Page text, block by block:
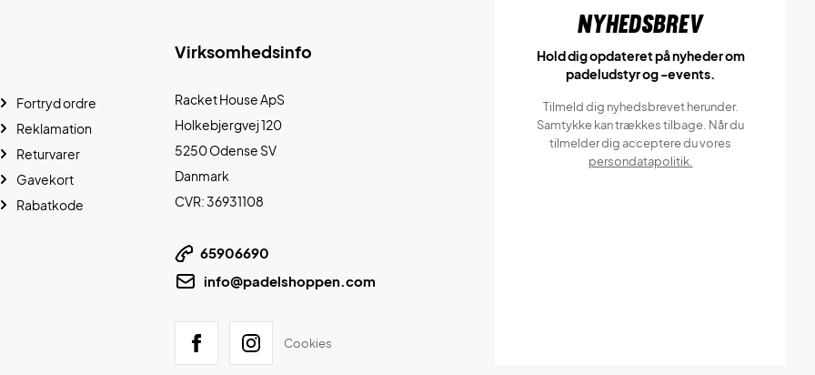
Virksomhedsinfo
Racket House ApS
Holkebjergvej 120
5250 Odense SV
Danmark
CVR: 36931108
65906690
info@padelshoppen.com
Cookies
Fortryd ordre
Reklamation
Returvarer
Gavekort
Rabatkode
Nyhedsbrev
Hold dig opdateret på nyheder om
padeludstyr og -events.
Tilmeld dig nyhedsbrevet herunder.
Samtykke kan trækkes tilbage. Når du
tilmelder dig acceptere du vores
persondatapolitik.